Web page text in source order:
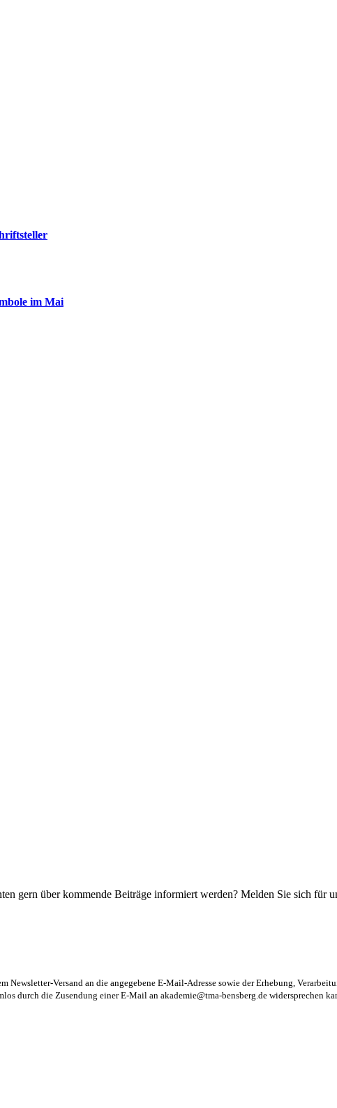
im Mai
gern über kommende Beiträge informiert werden? Melden Sie sich für
Versand an die angegebene E-Mail-Adresse sowie der Erhebung,
durch die Zusendung einer E-Mail an akademie@tma-bensberg.de widersprechen